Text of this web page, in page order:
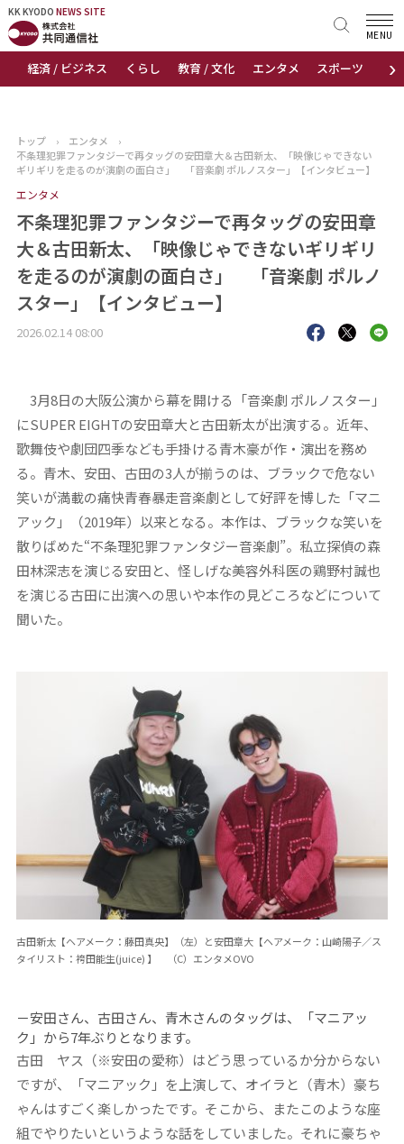
KK KYODO NEWS SITE
›
経済 / ビジネス くらし 教育 / 文化 エンタメ スポーツ 地域
MENU
KK KYODONEWS SITE
トップページ
ニュース
おすすめコンテンツ
出版物
会社概要
トップ › エンタメ
›
不条理犯罪ファンタジーで再タッグの安田章大＆古田新太、「映像じゃできない
ギリギリを走るのが演劇の面白さ」 「音楽劇 ポルノスター」【インタビュー】
エンタメ
不条理犯罪ファンタジーで再タッグの安田章
大＆古田新太、「映像じゃできないギリギリ
を走るのが演劇の面白さ」 「音楽劇 ポルノ
スター」【インタビュー】
2026.02.14 08:00
3月8日の大阪公演から幕を開ける「音楽劇 ポルノスター」
にSUPER EIGHTの安田章大と古田新太が出演する。近年、
歌舞伎や劇団四季なども手掛ける青木豪が作・演出を務め
る。青木、安田、古田の3人が揃うのは、ブラックで危ない
笑いが満載の痛快青春暴走音楽劇として好評を博した「マニ
アック」（2019年）以来となる。本作は、ブラックな笑いを
散りばめた“不条理犯罪ファンタジー音楽劇”。私立探偵の森
田林深志を演じる安田と、怪しげな美容外科医の鶏野村誠也
を演じる古田に出演への思いや本作の見どころなどについて
聞いた。
古田新太【ヘアメーク：藤田真央】（左）と安田章大【ヘアメーク：山崎陽子／ス
タイリスト：袴田能生(juice) 】 （C）エンタメOVO
－安田さん、古田さん、青木さんのタッグは、「マニアッ
ク」から7年ぶりとなります。
古田 ヤス（※安田の愛称）はどう思っているか分からない
ですが、「マニアック」を上演して、オイラと（青木）豪ち
ゃんはすごく楽しかったです。そこから、またこのような座
組でやりたいというような話をしていました。それに豪ちゃ